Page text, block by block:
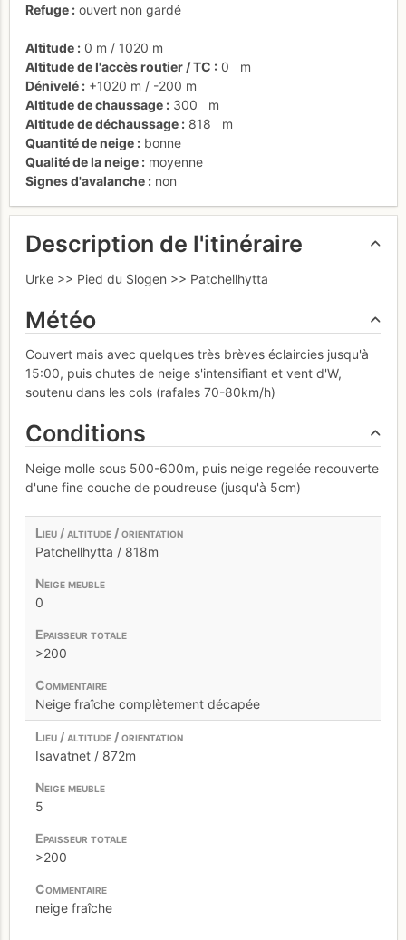
Refuge
ouvert non gardé
Altitude 0 m / 1020 m
Altitude de l'accès routier / TC
0
m
Dénivelé
+1020 m / -200 m
Altitude de chaussage
300
m
Altitude de déchaussage
818
m
Quantité de neige
bonne
Qualité de la neige
moyenne
Signes d'avalanche
non
Description de l'itinéraire
Urke >> Pied du Slogen >> Patchellhytta
Météo
Couvert mais avec quelques très brèves éclaircies jusqu'à
15:00, puis chutes de neige s'intensifiant et vent d'W,
soutenu dans les cols (rafales 70-80km/h)
Conditions
Neige molle sous 500-600m, puis neige regelée recouverte
d'une fine couche de poudreuse (jusqu'à 5cm)
Patchellhytta / 818m
0
>200
Neige fraîche complètement décapée
Isavatnet / 872m
5
>200
neige fraîche